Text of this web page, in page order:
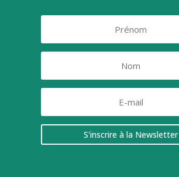
S'inscrire à la Newsletter